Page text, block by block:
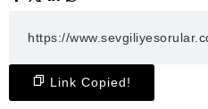
Link Copied!